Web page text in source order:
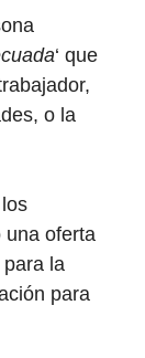
‘ que
o la
una oferta
la
para